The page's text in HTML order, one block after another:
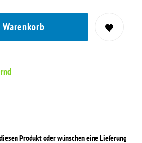
Produkt oder wünschen eine Lieferung